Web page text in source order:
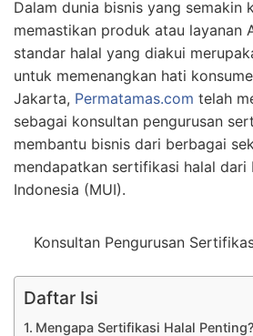
Dalam dunia bisnis yang semakin
memastikan produk atau layanan
standar halal yang diakui
untuk memenangkan hati
Jakarta, Permatamas.com telah
sebagai konsultan pengurusan
membantu bisnis dari berbagai
mendapatkan sertifikasi halal dari
Indonesia (MUI).
Konsultan Pengurusan
Daftar Isi
Mengapa Sertifikasi Halal Penting?